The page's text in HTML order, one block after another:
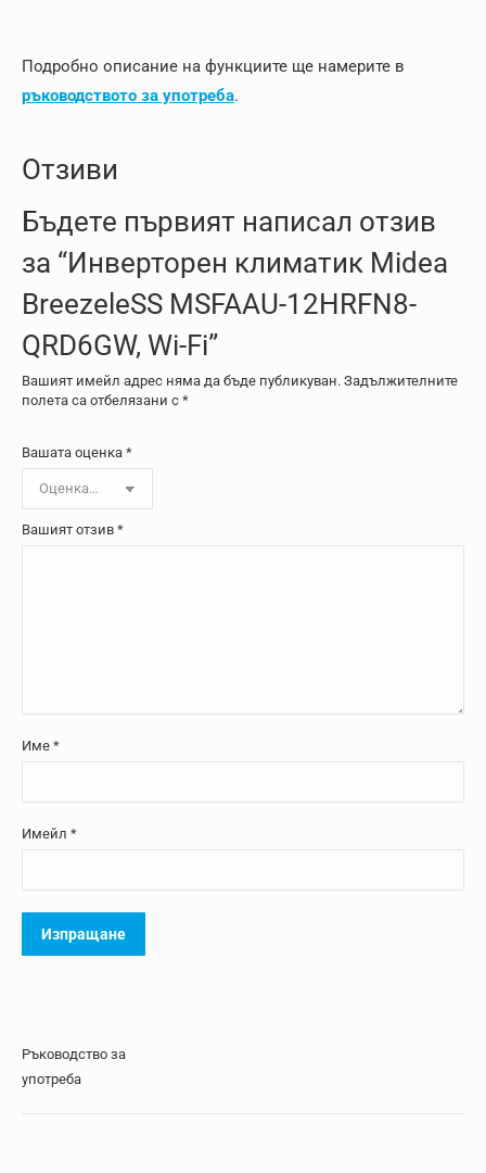
Подробно описание на функциите ще намерите в
ръководството за употреба.
Отзиви
Бъдете първият написал отзив
за “Инверторен климатик Midea
BreezeleSS MSFAAU-12HRFN8-
QRD6GW, Wi-Fi”
Вашият имейл адрес няма да бъде публикуван. Задължителните
полета са отбелязани с *
Вашата оценка *
Вашият отзив *
Име *
Имейл *
Ръководство за
употреба